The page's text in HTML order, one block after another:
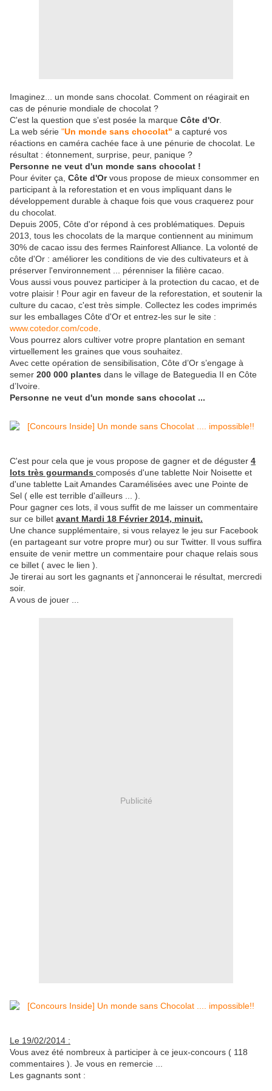
Imaginez... un monde sans chocolat. Comment on réagirait en
cas de pénurie mondiale de chocolat ?
C'est la question que s'est posée la marque Côte d'Or.
La web série "Un monde sans chocolat" a capturé vos
réactions en caméra cachée face à une pénurie de chocolat. Le
résultat : étonnement, surprise, peur, panique ?
Personne ne veut d'un monde sans chocolat !
Pour éviter ça, Côte d'Orvous propose de mieux consommer en
participant à la reforestation et en vous impliquant dans le
développement durable à chaque fois que vous craquerez pour
du chocolat.
Depuis 2005, Côte d'or répond à ces problématiques. Depuis
2013, tous les chocolats de la marque contiennent au minimum
30% de cacao issu des fermes Rainforest Alliance. La volonté de
côte d'Or : améliorer les conditions de vie des cultivateurs et à
préserver l'environnement ... pérenniser la filière cacao.
Vous aussi vous pouvez participer à la protection du cacao, et de
votre plaisir ! Pour agir en faveur de la reforestation, et soutenir la
culture du cacao, c'est très simple. Collectez les codes imprimés
sur les emballages Côte d'Or et entrez-les sur le site :
www.cotedor.com/code
Vous pourrez alors cultiver votre propre plantation en semant
virtuellement les graines que vous souhaitez.
Avec cette opération de sensibilisation, Côte d’Or s’engage à
semer 200 000 plantes dans le village de Bateguedia II en Côte
d’Ivoire.
Personne ne veut d'un monde sans chocolat ...
C'est pour cela que je vous propose de gagner et de déguster 4
lots très gourmands composés d'une tablette Noir Noisette et
d'une tablette Lait Amandes Caramélisées avec une Pointe de
Sel ( elle est terrible d'ailleurs ... ).
Pour gagner ces lots, il vous suffit de me laisser un commentaire
sur ce billet avant Mardi 18 Février 2014, minuit.
Une chance supplémentaire, si vous relayez le jeu sur Facebook
(en partageant sur votre propre mur) ou sur Twitter. Il vous suffira
ensuite de venir mettre un commentaire pour chaque relais sous
ce billet ( avec le lien ).
Je tirerai au sort les gagnants et j'annoncerai le résultat, mercredi
soir.
A vous de jouer ...
Publicité
Le 19/02/2014 :
Vous avez été nombreux à participer à ce jeux-concours ( 118
commentaires ). Je vous en remercie ...
Les gagnants sont :